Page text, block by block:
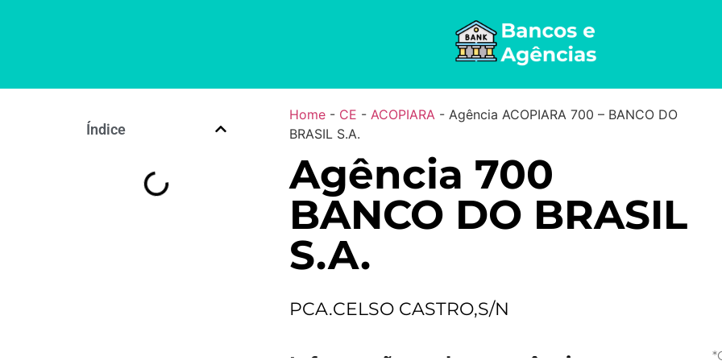
Índice
Home- CE - ACOPIARA - Agência ACOPIARA 700 – BANCO DO
BRASIL S.A.
Agência 700
BANCO DO BRASIL
S.A.
PCA.CELSO CASTRO,S/N